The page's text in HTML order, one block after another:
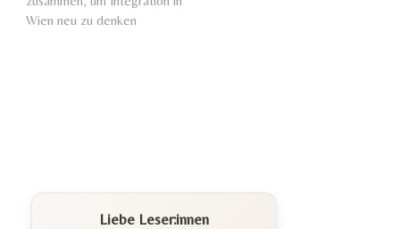
Wien neu zu denken
Liebe Leser:innen